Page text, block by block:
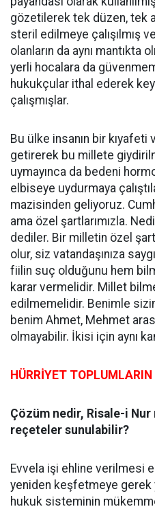
gözetilerek tek düzen, tek
steril edilmeye çalışılmış
olanların da aynı mantıkta
yerli hocalara da
hukukçular ithal ederek
çalışmışlar.
Bu ülke insanın bir kıyafeti
getirerek bu millete
uymayınca da bedeni
elbiseye uydurmaya
mazisinden geliyoruz.
ama özel şartlarımızla.
dediler. Bir milletin özel
olur, siz vatandaşınıza
fiilin suç olduğunu hem
karar vermelidir. Millet
edilmemelidir. Benimle
benim Ahmet, Mehmet
olmayabilir. İkisi için aynı
HÜRRİYET
Çözüm nedir, Risale-i Nur
reçeteler sunulabilir?
Evvela işi ehline verilmesi
yeniden keşfetmeye gerek
hukuk sisteminin